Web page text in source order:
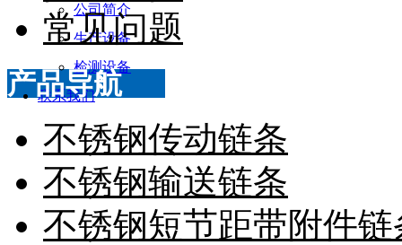
公司简介
生产设备
检测设备
联系我们
常见问题
产品导航
不锈钢传动链条
不锈钢输送链条
不锈钢短节距带附件链